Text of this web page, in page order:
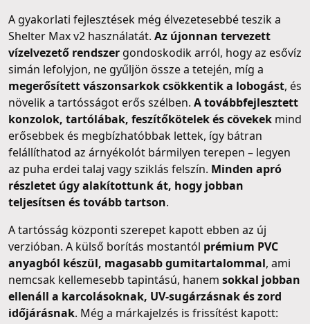
A gyakorlati fejlesztések még élvezetesebbé teszik a
Shelter Max v2 használatát. Az újonnan tervezett
vízelvezető rendszer gondoskodik arról, hogy az esővíz
simán lefolyjon, ne gyűljön össze a tetején, míg a
megerősített vászonsarkok csökkentik a lobogást, és
növelik a tartósságot erős szélben. A továbbfejlesztett
konzolok, tartólábak, feszítőkötelek és cövekek mind
erősebbek és megbízhatóbbak lettek, így bátran
felállíthatod az árnyékolót bármilyen terepen – legyen
az puha erdei talaj vagy sziklás felszín. Minden apró
részletet úgy alakítottunk át, hogy jobban
teljesítsen és tovább tartson.
A tartósság központi szerepet kapott ebben az új
verzióban. A külső borítás mostantól prémium PVC
anyagból készül, magasabb gumitartalommal, ami
nemcsak kellemesebb tapintású, hanem sokkal jobban
ellenáll a karcolásoknak, UV-sugárzásnak és zord
időjárásnak. Még a márkajelzés is frissítést kapott: